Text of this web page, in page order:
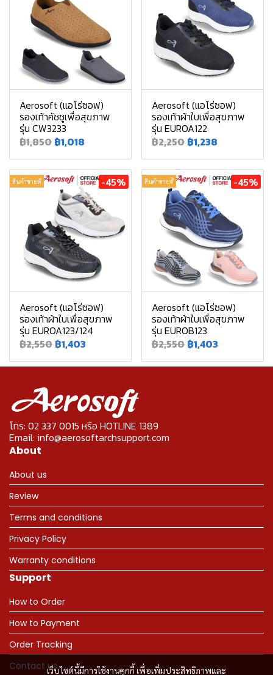
Aerosoft (แอโร่ซอฟ)
รองเท้าคัชชูเพื่อสุขภาพ
รุ่น CW3233
฿1,850 ฿1,018
Aerosoft (แอโร่ซอฟ)
รองเท้าผ้าใบเพื่อสุขภาพ
รุ่น EUROA122
฿2,250 ฿1,238
สินค้าขายดี -45%
Aerosoft (แอโร่ซอฟ)
รองเท้าผ้าใบเพื่อสุขภาพ
รุ่น EUROA123/124
฿2,550 ฿1,403
สินค้าขายดี -45%
Aerosoft (แอโร่ซอฟ)
รองเท้าผ้าใบเพื่อสุขภาพ
รุ่น EUROB123
฿2,550 ฿1,403
เว็บไซต์นี้มีการใช้งานคุกกี้ เพื่อเพิ่มประสิทธิภาพและ
โทร: 02 337 0015 หรือ HOTLINE 1389
Email: info@aerosoftarchsupport.com
About
About us
Review
Terms and conditions
Privacy Policy
Warranty conditions
Support
How to Order
How to Payment
Order Tracking
Contact us